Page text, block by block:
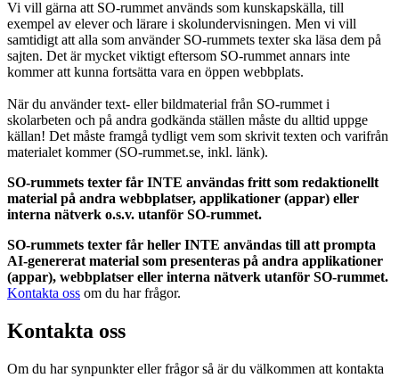
Vi vill gärna att SO-rummet används som kunskapskälla, till
exempel av elever och lärare i skolundervisningen. Men vi vill
samtidigt att alla som använder SO-rummets texter ska läsa dem på
sajten. Det är mycket viktigt eftersom SO-rummet annars inte
kommer att kunna fortsätta vara en öppen webbplats.
När du använder text- eller bildmaterial från SO-rummet i
skolarbeten och på andra godkända ställen måste du alltid uppge
källan! Det måste framgå tydligt vem som skrivit texten och varifrån
materialet kommer (SO-rummet.se, inkl. länk).
SO-rummets texter får INTE användas fritt som redaktionellt
material på andra webbplatser, applikationer (appar) eller
interna nätverk o.s.v. utanför SO-rummet.
SO-rummets texter får heller INTE användas till att prompta
AI-genererat material som presenteras på andra applikationer
(appar), webbplatser eller interna nätverk utanför SO-rummet.
Kontakta oss om du har frågor.
Kontakta oss
Om du har synpunkter eller frågor så är du välkommen att kontakta